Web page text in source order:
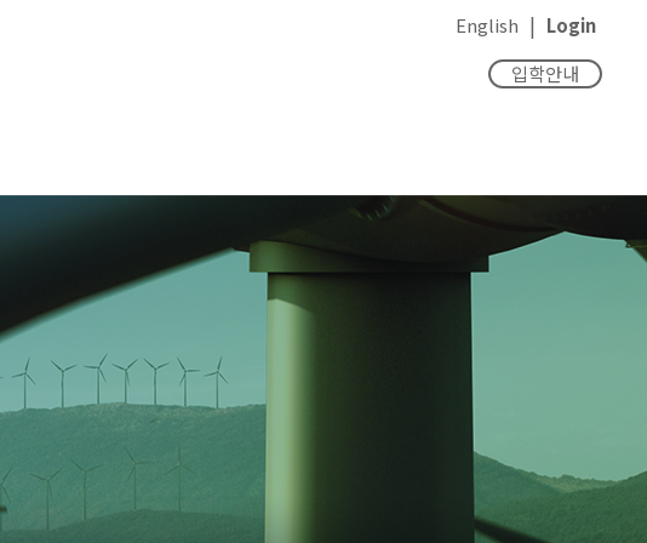
English | Login
입학안내